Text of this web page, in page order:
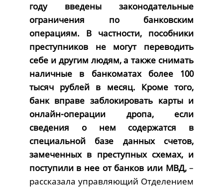
году введены законодательные
ограничения по банковским
операциям. В частности, пособники
преступников не могут переводить
себе и другим людям, а также снимать
наличные в банкоматах более 100
тысяч рублей в месяц. Кроме того,
банк вправе заблокировать карты и
онлайн-операции дропа, если
сведения о нем содержатся в
специальной базе данных счетов,
замеченных в преступных схемах, и
поступили в нее от банков или МВД,–
рассказала управляющий Отделением